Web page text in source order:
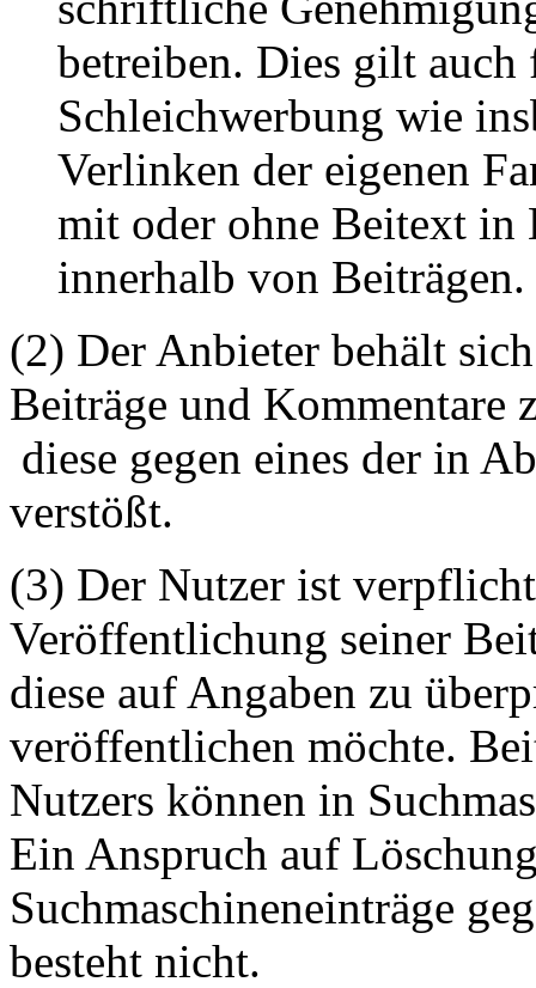
betreiben. Dies gilt auch
Schleichwerbung wie
Verlinken der eigenen
mit oder ohne Beitext in
innerhalb von Beiträgen.
(2) Der Anbieter behält
Beiträge und Kommentare
diese gegen eines der in
verstößt.
(3) Der Nutzer ist
Veröffentlichung seiner
diese auf Angaben zu
veröffentlichen möchte.
Nutzers können in
Ein Anspruch auf
Suchmaschineneinträge
besteht nicht.